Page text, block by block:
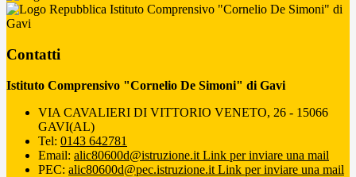
Istituto Comprensivo "Cornelio De Simoni" di
Gavi
Contatti
Istituto Comprensivo "Cornelio De Simoni" di Gavi
VIA CAVALIERI DI VITTORIO VENETO, 26 - 15066
GAVI(AL)
Tel: 0143 642781
Email: alic80600d@istruzione.it Link per inviare una mail
PEC: alic80600d@pec.istruzione.it Link per inviare una mail